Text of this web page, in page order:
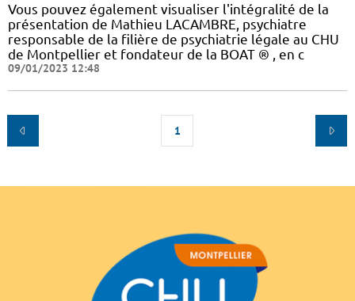
Vous pouvez également visualiser l'intégralité de la
présentation de Mathieu LACAMBRE, psychiatre
responsable de la filière de psychiatrie légale au CHU
de Montpellier et fondateur de la BOAT ® , en c
09/01/2023 12:48
1